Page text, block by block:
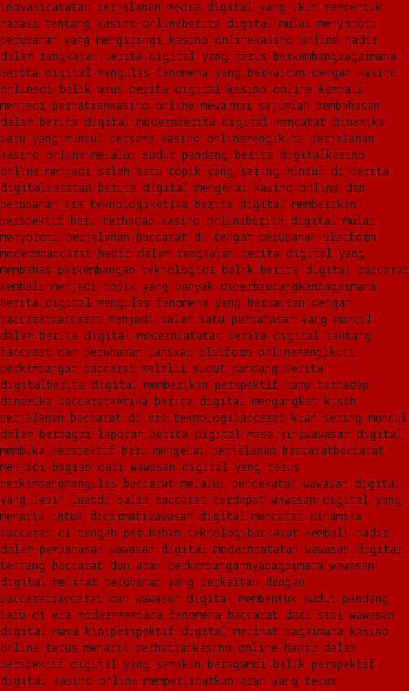
inovasicatatan perjalanan media digital yang ikut membentuk
narasi tentang kasino onlineberita digital mulai menyoroti
perubahan yang mengiringi kasino onlinekasino online hadir
dalam rangkaian berita digital yang terus berkembangbagaimana
berita digital mengulas fenomena yang berkaitan dengan kasino
onlinedi balik arus berita digital kasino online kembali
menjadi perhatiankasino online mewarnai sejumlah pembahasan
dalam berita digital modernberita digital mencatat dinamika
baru yang muncul bersama kasino onlinemengikuti perjalanan
kasino online melalui sudut pandang berita digitalkasino
online menjadi salah satu topik yang sering muncul di berita
digitalcatatan berita digital mengenai kasino online dan
perubahan era teknologiketika berita digital memberikan
perspektif baru terhadap kasino onlineberita digital mulai
menyoroti perjalanan baccarat di tengah perubahan platform
modernbaccarat hadir dalam rangkaian berita digital yang
membahas perkembangan teknologidi balik berita digital baccarat
kembali menjadi topik yang banyak diperbincangkanbagaimana
berita digital mengulas fenomena yang berkaitan dengan
baccaratbaccarat menjadi salah satu pembahasan yang muncul
dalam berita digital moderncatatan berita digital tentang
baccarat dan perubahan lanskap platform onlinemengikuti
perkembangan baccarat melalui sudut pandang berita
digitalberita digital memberikan perspektif baru terhadap
dinamika baccaratketika berita digital mengangkat kisah
perjalanan baccarat di era teknologibaccarat kian sering muncul
dalam berbagai laporan berita digital masa kiniwawasan digital
membuka perspektif baru mengenai perjalanan baccaratbaccarat
menjadi bagian dari wawasan digital yang terus
berkembangmengulas baccarat melalui pendekatan wawasan digital
yang lebih luasdi balik baccarat terdapat wawasan digital yang
menarik untuk dicermatiwawasan digital mencatat dinamika
baccarat di tengah perubahan teknologibaccarat kembali hadir
dalam pembahasan wawasan digital moderncatatan wawasan digital
tentang baccarat dan arah perkembangannyabagaimana wawasan
digital melihat perubahan yang berkaitan dengan
baccaratbaccarat dan wawasan digital membentuk sudut pandang
baru di era modernmembaca fenomena baccarat dari sisi wawasan
digital masa kiniperspektif digital melihat bagaimana kasino
online terus menarik perhatiankasino online hadir dalam
perspektif digital yang semakin beragamdi balik perspektif
digital kasino online memperlihatkan arah yang terus